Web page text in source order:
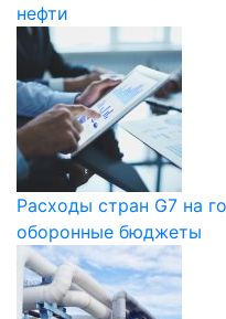
нефти
Расходы стран G7 на
оборонные бюджеты